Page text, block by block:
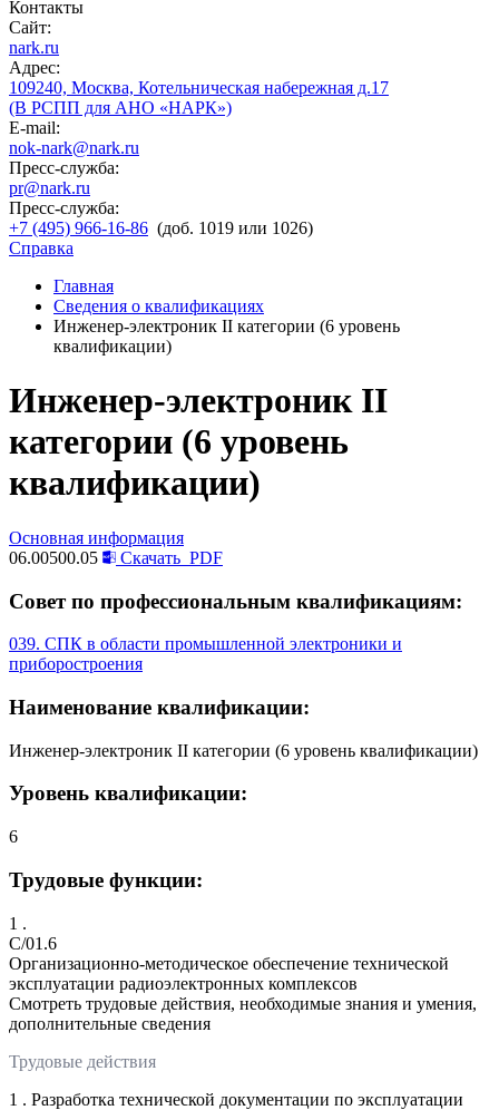
Контакты
Сайт:
nark.ru
Адрес:
109240, Москва, Котельническая набережная д.17
(В РСПП для АНО «НАРК»)
E-mail:
nok-nark@nark.ru
Пресс-служба:
pr@nark.ru
Пресс-служба:
+7 (495) 966-16-86 (доб. 1019 или 1026)
Справка
Главная
Сведения о квалификациях
Инженер-электроник II категории (6 уровень
квалификации)
Инженер-электроник II
категории (6 уровень
квалификации)
Основная информация
06.00500.05
Скачать PDF
Совет по профессиональным квалификациям:
039. СПК в области промышленной электроники и
приборостроения
Наименование квалификации:
Инженер-электроник II категории (6 уровень квалификации)
Уровень квалификации:
6
Трудовые функции:
1 .
C/01.6
Организационно-методическое обеспечение технической
эксплуатации радиоэлектронных комплексов
Смотреть трудовые действия, необходимые знания и умения,
дополнительные сведения
Трудовые действия
1 . Разработка технической документации по эксплуатации